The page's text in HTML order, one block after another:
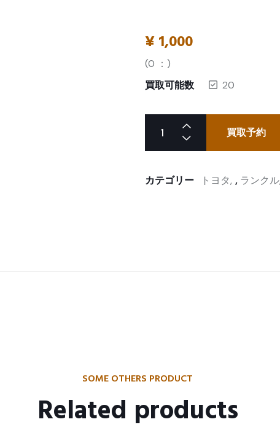
¥ 1,000
(0 ：)
買取可能数
20
買取予約
カテゴリー トヨタ , ランクル
SOME OTHERS PRODUCT
Related products